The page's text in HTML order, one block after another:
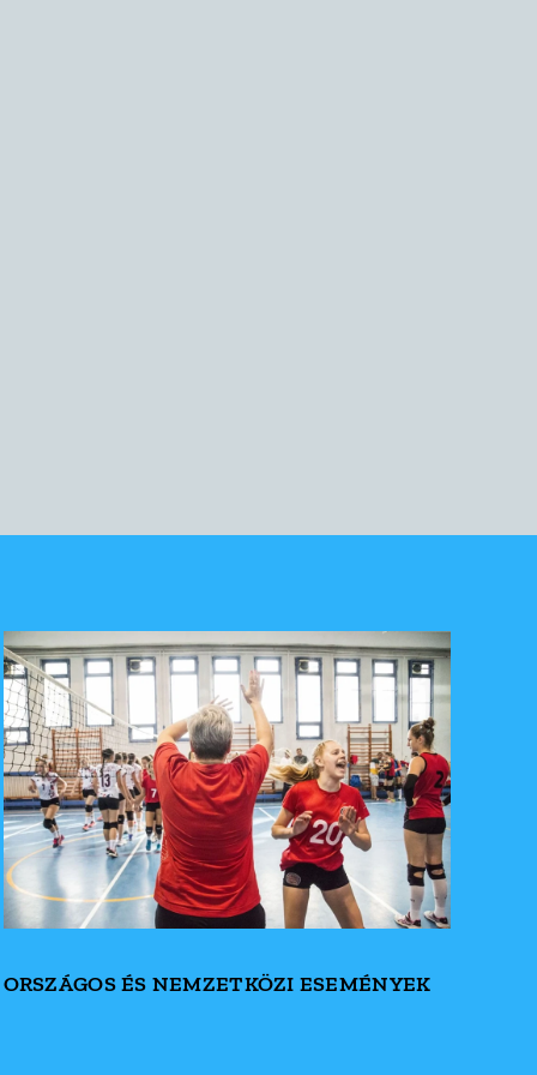
ORSZÁGOS ÉS NEMZETKÖZI ESEMÉNYEK